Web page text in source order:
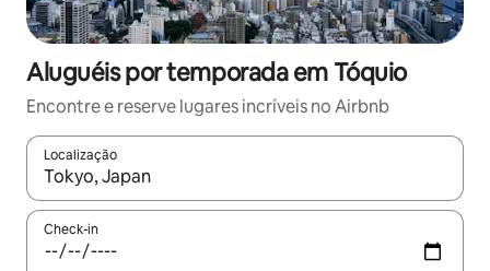
Aluguéis por temporada em Tóquio
Encontre e reserve lugares incríveis no Airbnb
Localização
Quando os resultados estiverem disponíveis, explore-os
Check-in